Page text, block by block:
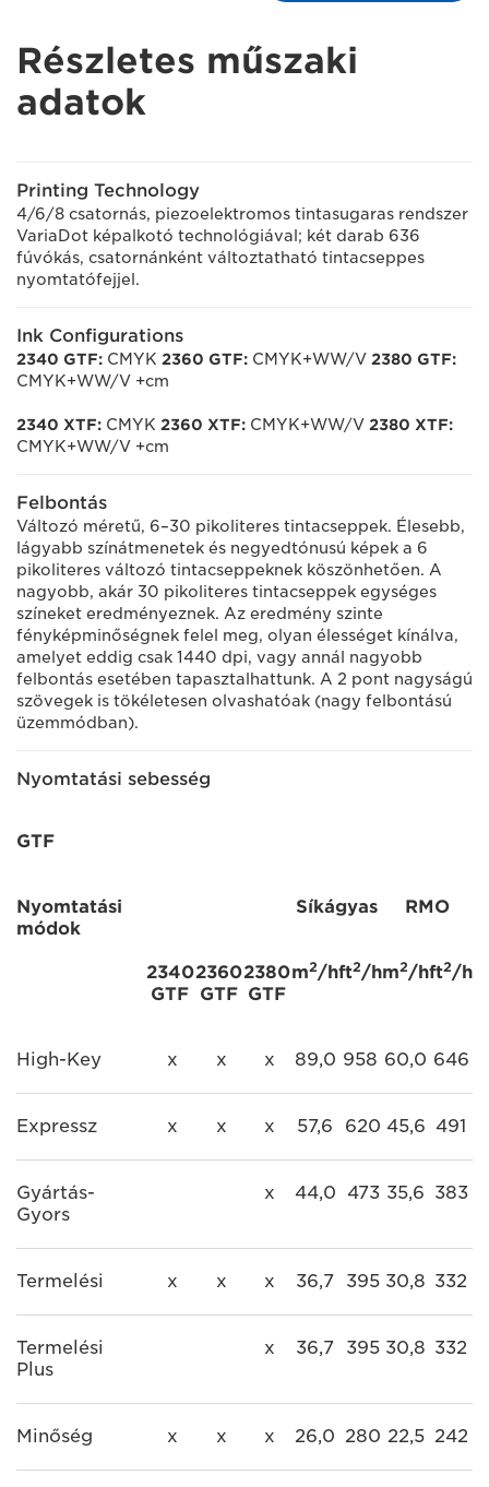
Részletes műszaki
adatok
Printing Technology
4/6/8 csatornás, piezoelektromos tintasugaras rendszer
VariaDot képalkotó technológiával; két darab 636
fúvókás, csatornánként változtatható tintacseppes
nyomtatófejjel.
Ink Configurations
2340 GTF: CMYK 2360 GTF: CMYK+WW/V 2380 GTF:
CMYK+WW/V +cm
2340 XTF: CMYK 2360 XTF: CMYK+WW/V 2380 XTF:
CMYK+WW/V +cm
Felbontás
Változó méretű, 6–30 pikoliteres tintacseppek. Élesebb,
lágyabb színátmenetek és negyedtónusú képek a 6
pikoliteres változó tintacseppeknek köszönhetően. A
nagyobb, akár 30 pikoliteres tintacseppek egységes
színeket eredményeznek. Az eredmény szinte
fényképminőségnek felel meg, olyan élességet kínálva,
amelyet eddig csak 1440 dpi, vagy annál nagyobb
felbontás esetében tapasztalhattunk. A 2 pont nagyságú
szövegek is tökéletesen olvashatóak (nagy felbontású
üzemmódban).
Nyomtatási sebesség
GTF
Nyomtatási
módok
Síkágyas RMO
2340
GTF
2360
GTF
2380
GTF
m2/hft2/hm2/hft2/h
High-Key x x x 89,0 958 60,0 646
Expressz x x x 57,6 620 45,6 491
Gyártás-
Gyors
x 44,0 473 35,6 383
Termelési x x x 36,7 395 30,8 332
Termelési
Plus
x 36,7 395 30,8 332
Minőség x x x 26,0 280 22,5 242